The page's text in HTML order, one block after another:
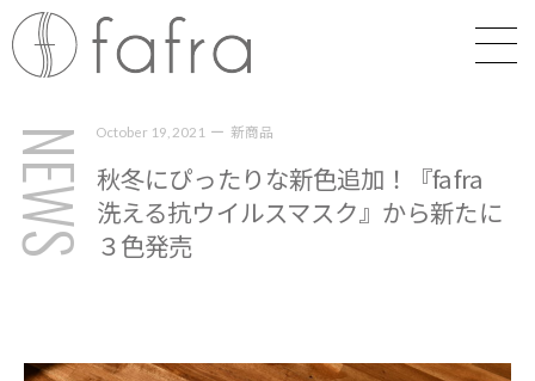
NEWSOctober 19, 2021 新商品
秋冬にぴったりな新色追加！『fafra
洗える抗ウイルスマスク』から新たに
３色発売